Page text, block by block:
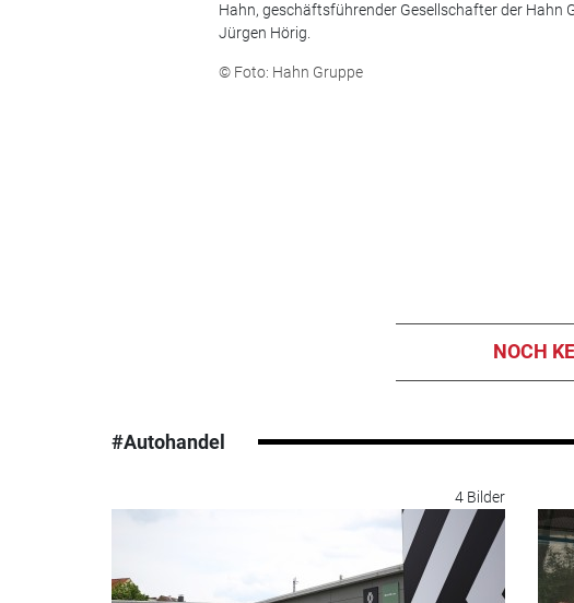
Hahn, geschäftsführender Gesellschafter der Hahn
Jürgen Hörig.
© Foto: Hahn Gruppe
NOCH
#Autohandel
4 Bilder